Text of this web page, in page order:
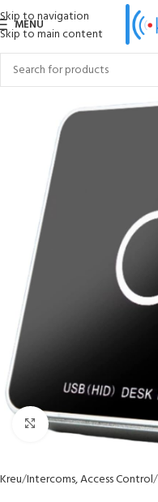
Skip to navigation
Skip to main content
MENU
Click to enlarge
Kreu Intercoms, Access Control